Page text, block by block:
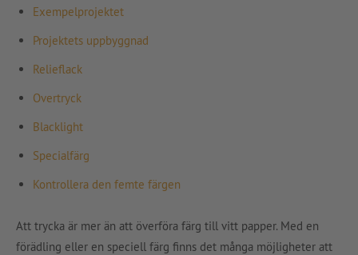
Exempelprojektet
Projektets uppbyggnad
Relieflack
Overtryck
Blacklight
Specialfärg
Kontrollera den femte färgen
Att trycka är mer än att överföra färg till vitt papper. Med en
förädling eller en speciell färg finns det många möjligheter att